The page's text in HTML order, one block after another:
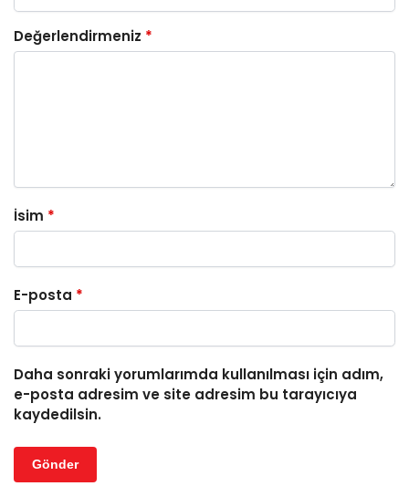
Değerlendirmeniz *
İsim *
E-posta *
Daha sonraki yorumlarımda kullanılması için adım,
e-posta adresim ve site adresim bu tarayıcıya
kaydedilsin.